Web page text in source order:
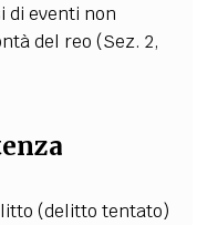
di eventi non
del reo (Sez. 2,
(delitto tentato)